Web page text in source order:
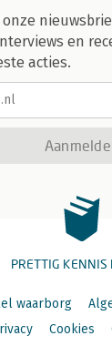
onze
en
acties.
PRETTIG KENNIS
waarborg
Cookies